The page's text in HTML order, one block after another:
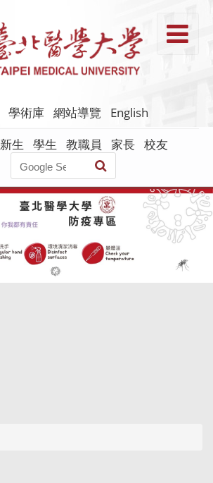
學術庫 網站導覽
English
新生 學生 教職員 家長 校友